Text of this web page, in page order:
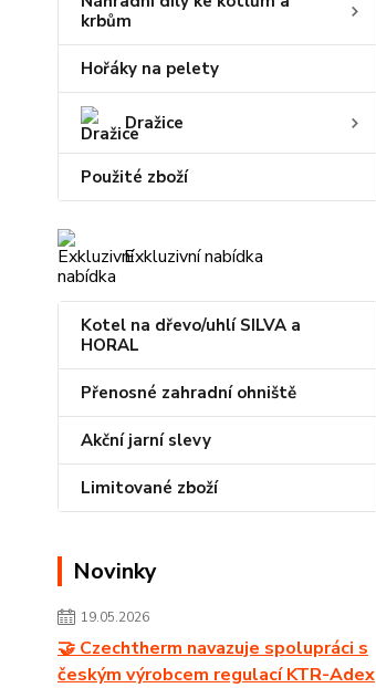
krbům
Hořáky na pelety
Dražice
Použité zboží
Exkluzivní nabídka
Kotel na dřevo/uhlí SILVA a
HORAL
Přenosné zahradní ohniště
Akční jarní slevy
Limitované zboží
Novinky
19.05.2026
🤝 Czechtherm navazuje spolupráci s
českým výrobcem regulací KTR-Adex